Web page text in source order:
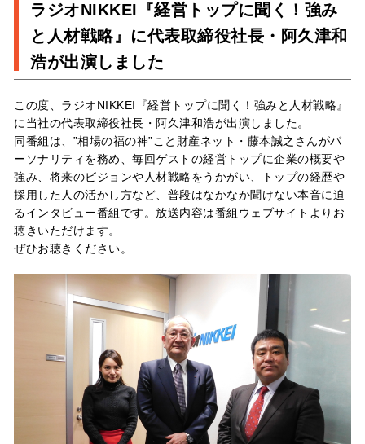
ラジオNIKKEI『経営トップに聞く！強み
と人材戦略』に代表取締役社長・阿久津和
浩が出演しました
この度、ラジオNIKKEI『経営トップに聞く！強みと人材戦略』
に当社の代表取締役社長・阿久津和浩が出演しました。
同番組は、”相場の福の神”こと財産ネット・藤本誠之さんがパ
ーソナリティを務め、毎回ゲストの経営トップに企業の概要や
強み、将来のビジョンや人材戦略をうかがい、トップの経歴や
採用した人の活かし方など、普段はなかなか聞けない本音に迫
るインタビュー番組です。放送内容は番組ウェブサイトよりお
聴きいただけます。
ぜひお聴きください。